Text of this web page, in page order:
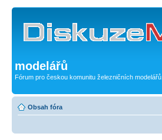
modelářů
Fórum pro českou komunitu železničních modelářů.
Obsah fóra